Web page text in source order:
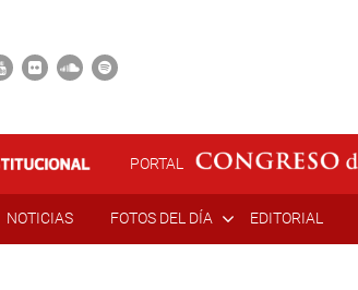
PORTAL
NOTICIAS FOTOS DEL DÍA EDITORIAL